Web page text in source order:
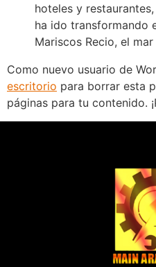
hoteles y
ha ido transformando
Mariscos Recio, el
Como nuevo usuario de
escritorio para borrar esta
páginas para tu contenido.